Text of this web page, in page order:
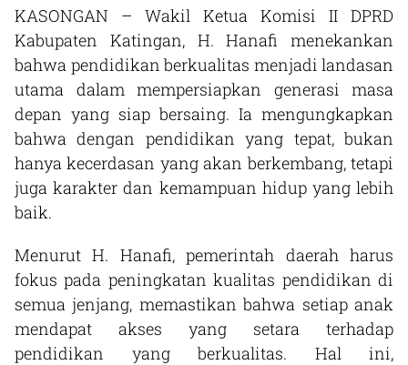
KASONGAN – Wakil Ketua Komisi II DPRD
Kabupaten Katingan, H. Hanafi menekankan
bahwa pendidikan berkualitas menjadi landasan
utama dalam mempersiapkan generasi masa
depan yang siap bersaing. Ia mengungkapkan
bahwa dengan pendidikan yang tepat, bukan
hanya kecerdasan yang akan berkembang, tetapi
juga karakter dan kemampuan hidup yang lebih
baik.
Menurut H. Hanafi, pemerintah daerah harus
fokus pada peningkatan kualitas pendidikan di
semua jenjang, memastikan bahwa setiap anak
mendapat akses yang setara terhadap
pendidikan yang berkualitas. Hal ini,